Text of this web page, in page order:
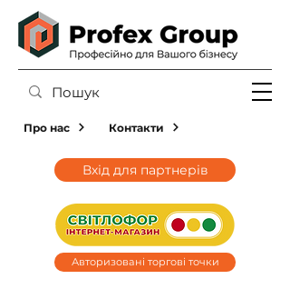
Про нас Контакти
Вхід для партнерів
Авторизовані торгові точки